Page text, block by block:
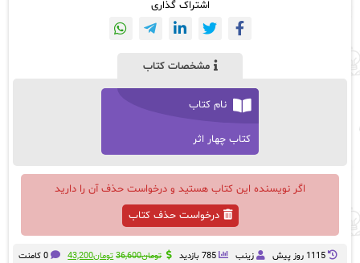
اشتراک گذاری
مشخصات کتاب
نام کتاب
کتاب چهار اثر
اگر نویسنده این کتاب هستید و درخواست حذف آن را دارید
درخواست حذف کتاب
1115 روز پيش زینب 785 بازدید تومان36,600 قیمت
تومان43,200قیمت0 کامنت